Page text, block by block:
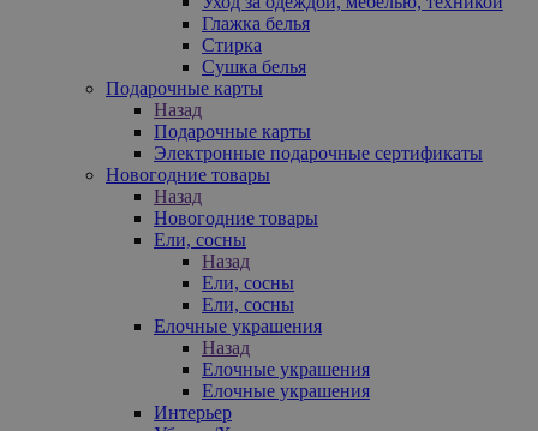
Глажка белья
Стирка
Сушка белья
Подарочные карты
Назад
Подарочные карты
Электронные подарочные сертификаты
Новогодние товары
Назад
Новогодние товары
Ели, сосны
Назад
Ели, сосны
Ели, сосны
Елочные украшения
Назад
Елочные украшения
Елочные украшения
Интерьер